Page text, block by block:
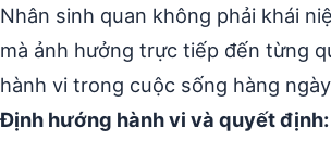
Nhân sinh quan không phải khái
mà ảnh hưởng trực tiếp đến từng
hành vi trong cuộc sống hàng
Định hướng hành vi và quyết định: